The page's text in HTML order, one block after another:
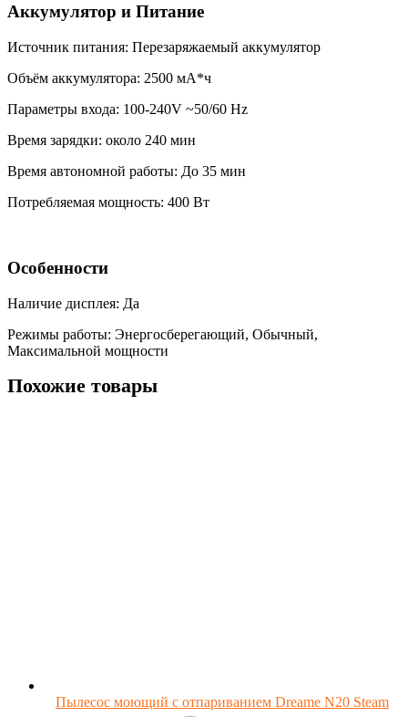
Аккумулятор и Питание
Источник питания: Перезаряжаемый аккумулятор
Объём аккумулятора: 2500 мА*ч
Параметры входа: 100-240V ~50/60 Hz
Время зарядки: около 240 мин
Время автономной работы: До 35 мин
Потребляемая мощность: 400 Вт
Особенности
Наличие дисплея: Да
Режимы работы: Энергосберегающий, Обычный,
Максимальной мощности
Похожие товары
Пылесос моющий с отпариванием Dreame N20 Steam